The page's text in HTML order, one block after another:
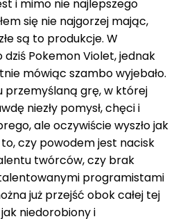
i mimo nie najlepszego
się nie najgorzej mając,
są to produkcje. W
Pokemon Violet, jednak
mówiąc szambo wyjebało.
przemyślaną grę, w której
niezły pomysł, chęci i
ale oczywiście wyszło jak
to, czy powodem jest nacisk
twórców, czy brak
programistami
już przejść obok całej tej
niedorobiony i